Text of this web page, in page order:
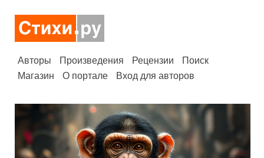
Авторы Произведения Рецензии
Поиск
Магазин
О портале Вход для авторов